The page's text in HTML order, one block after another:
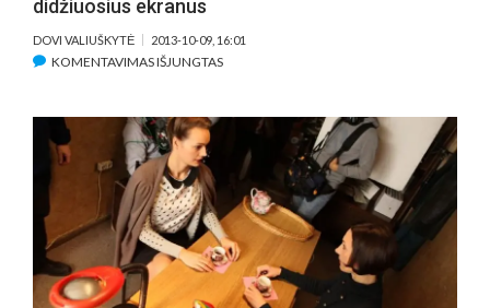
didžiuosius ekranus
DOVI VALIUŠKYTĖ 2013-10-09, 16:01
KOMENTAVIMAS IŠJUNGTASĮRAŠE
TAMSOJE“
GREITAI
PASIEKS
DIDŽIUOSIUS
EKRANUS